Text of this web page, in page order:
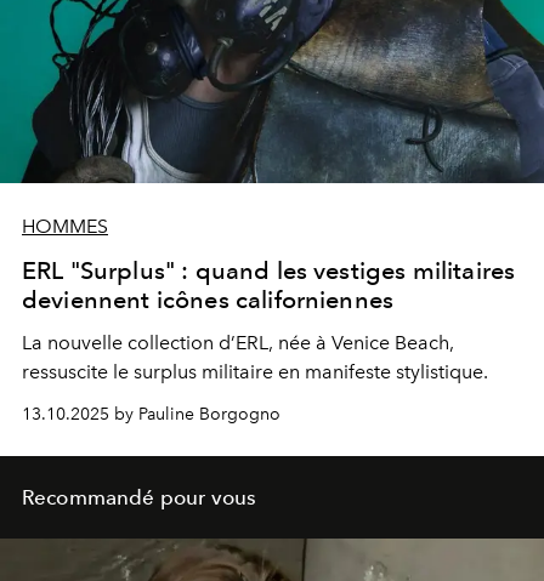
HOMMES
ERL "Surplus" : quand les vestiges militaires
deviennent icônes californiennes
La nouvelle collection d’ERL, née à Venice Beach,
ressuscite le surplus militaire en manifeste stylistique.
13.10.2025 by Pauline Borgogno
Recommandé pour vous